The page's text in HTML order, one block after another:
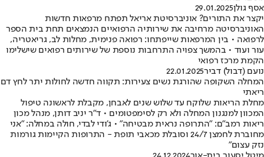
אסף גולן29.01.2025
יקצר את התורים? אוניברסיטת אריאל תפתח מרפאות חדשות
האוניברסיטה מרחיבה את שירותיה הרפואיים הנמצאים תחת בית הספר
לרפואה • בין המרפאות שייפתחו: רפואה פנימית, מחלות לב, גריאטריה,
עור ועוד • בהמשך צפויה התרחבות נוספת של שירותים רפואים שישלימו
הקמת מרכז רפואי
נועם (דבול) דביר22.01.2025
המחלה השקופה שהורגת נשים צעירות: תקווה חדשה לחולות יתר לחץ דם
ריאתי
מחלת הריאות שלוקח עד שלוש שנים לאבחן, מקבלת לראשונה טיפול
המכוון למנגנון המחלה ולא רק לסימפטומים • ד"ר יניב דותן, מנהל מכון
ריאות רמב"ם: "התרופה נראית מבטיחה" • ג'ודי לבדי, חולה במחלה: "אני
מחוברת לחמצן 24/7 וסובלת מכאבי תופת - התרופות הקיימות גורמות
נזק עצום"